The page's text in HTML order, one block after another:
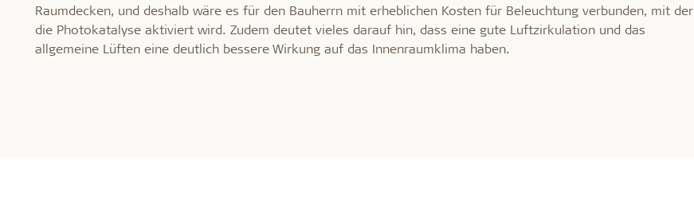
Raumdecken, und deshalb wäre es für den Bauherrn mit erheblichen Kosten für Beleuchtung verbunden, mit der
die Photokatalyse aktiviert wird. Zudem deutet vieles darauf hin, dass eine gute Luftzirkulation und das
allgemeine Lüften eine deutlich bessere Wirkung auf das Innenraumklima haben.